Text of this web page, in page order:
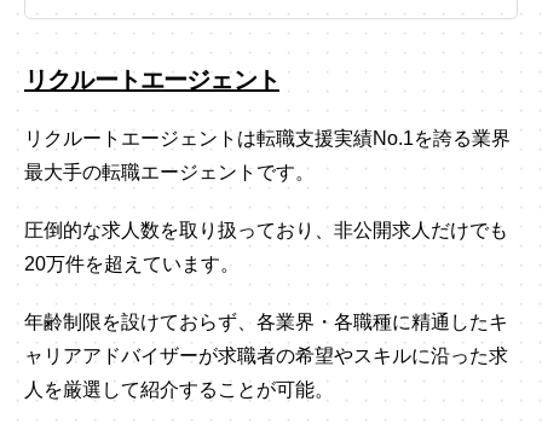
リクルートエージェント
リクルートエージェントは転職支援実績No.1を誇る業界
最大手の転職エージェントです。
圧倒的な求人数を取り扱っており、非公開求人だけでも
20万件を超えています。
年齢制限を設けておらず、各業界・各職種に精通したキ
ャリアアドバイザーが求職者の希望やスキルに沿った求
人を厳選して紹介することが可能。